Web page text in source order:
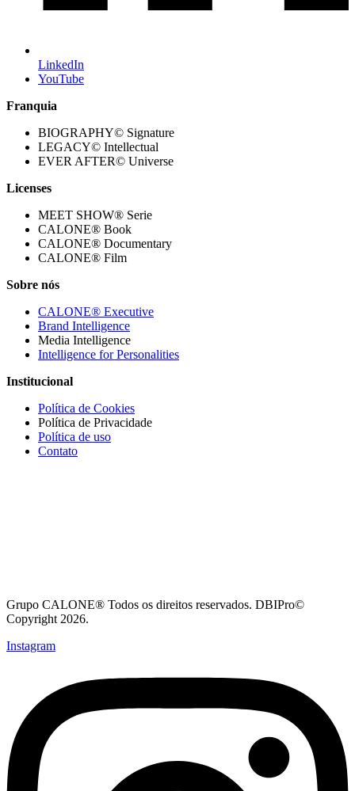
LinkedIn
YouTube
Franquia
BIOGRAPHY© Signature
LEGACY© Intellectual
EVER AFTER© Universe
Licenses
MEET SHOW® Serie
CALONE® Book
CALONE® Documentary
CALONE® Film
Sobre nós
CALONE® Executive
Brand Intelligence
Media Intelligence
Intelligence for Personalities
Institucional
Política de Cookies
Política de Privacidade
Política de uso
Contato
Grupo CALONE® Todos os direitos reservados. DBIPro©
Copyright 2026.
Instagram